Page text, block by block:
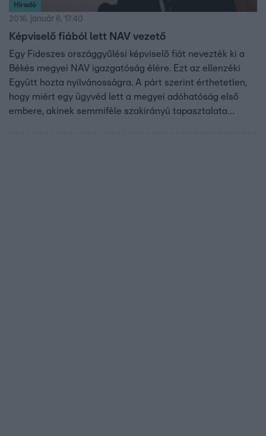
Híradó
2016. január 6. 17:40
Képviselő fiából lett NAV vezető
Egy Fideszes országgyűlési képviselő fiát nevezték ki a
Békés megyei NAV igazgatóság élére. Ezt az ellenzéki
Együtt hozta nyilvánosságra. A párt szerint érthetetlen,
hogy miért egy ügyvéd lett a megyei adóhatóság első
embere, akinek semmiféle szakirányú tapasztalata